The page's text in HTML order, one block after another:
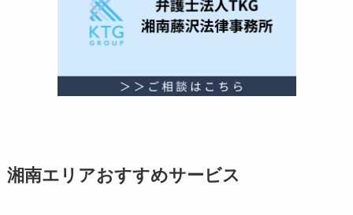
湘南エリアおすすめサービス